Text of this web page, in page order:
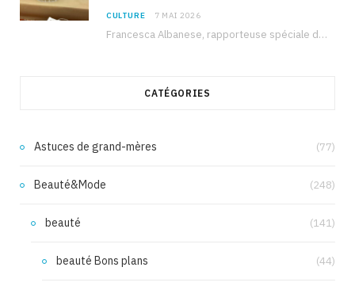
CULTURE 7 MAI 2026
Francesca Albanese, rapporteuse spéciale de l’ONU sur les territoires palestiniens occupés, était à Tunis pour…
CATÉGORIES
Astuces de grand-mères (77)
Beauté&Mode (248)
beauté (141)
beauté Bons plans (44)